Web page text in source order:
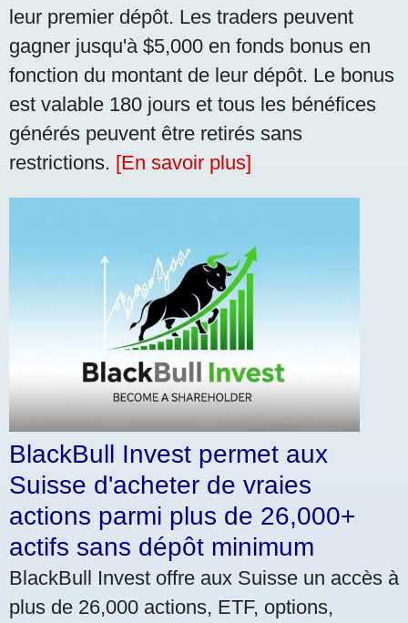
leur premier dépôt. Les traders peuvent
gagner jusqu'à $5,000 en fonds bonus en
fonction du montant de leur dépôt. Le bonus
est valable 180 jours et tous les bénéfices
générés peuvent être retirés sans
restrictions. [En savoir plus]
BlackBull Invest permet aux
Suisse d'acheter de vraies
actions parmi plus de 26,000+
actifs sans dépôt minimum
BlackBull Invest offre aux Suisse un accès à
plus de 26,000 actions, ETF, options,